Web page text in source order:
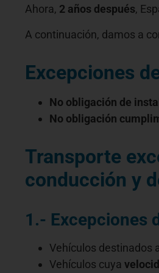
Ahora, 2 años después,
A continuación, damos a
Excepciones
No obligación de
No obligación
Transporte
conducción y
1.- Excepciones
Vehículos destinados
Vehículos cuya